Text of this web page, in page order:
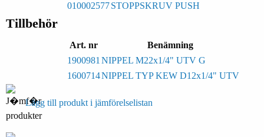
010002577STOPPSKRUV PUSH
Tillbehör
Art. nr
Benämning
1900981 NIPPEL M22x1/4" UTV G
1600714NIPPEL TYP KEW D12x1/4" UTV
Lägg till produkt i jämförelselistan